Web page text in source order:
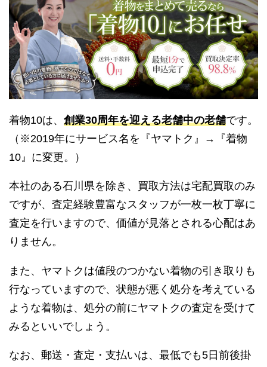
着物10は、 創業30周年を迎える老舗中の老舗です。
（※2019年にサービス名を『ヤマトク』→『着物
10』に変更。）
本社のある石川県を除き、買取方法は宅配買取のみ
ですが、査定経験豊富なスタッフが一枚一枚丁寧に
査定を行いますので、価値が見落とされる心配はあ
りません。
また、ヤマトクは値段のつかない着物の引き取りも
行なっていますので、状態が悪く処分を考えている
ような着物は、処分の前にヤマトクの査定を受けて
みるといいでしょう。
なお、郵送・査定・支払いは、最低でも5日前後掛